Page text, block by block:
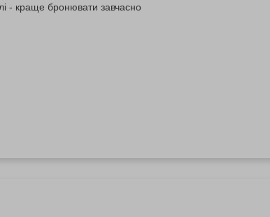
- краще бронювати завчасно